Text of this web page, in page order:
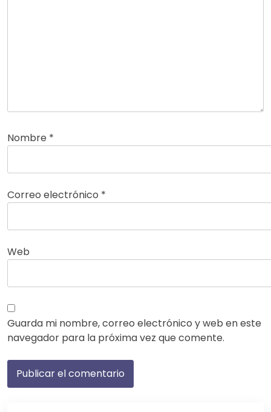
Nombre *
Correo electrónico *
Web
Guarda mi nombre, correo electrónico y web en este
navegador para la próxima vez que comente.